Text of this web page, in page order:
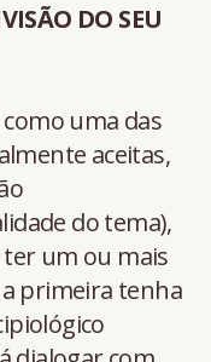
DO SEU
uma das
aceitas,
do tema),
um ou mais
primeira tenha